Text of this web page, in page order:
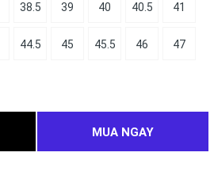
38.5 39 40 40.5 41
44.5 45 45.5 46 47
MUA NGAY